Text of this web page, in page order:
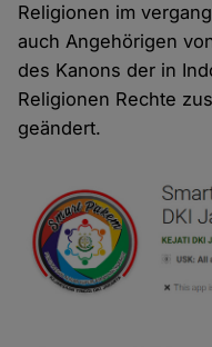
Religionen im
auch Angehörigen
des Kanons der in
Religionen Rechte
geändert.